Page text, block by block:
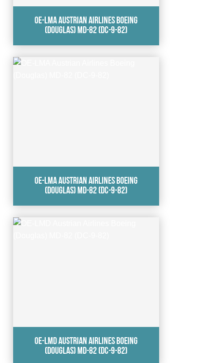
OE-LMA Austrian Airlines Boeing
(Douglas) MD-82 (DC-9-82)
OE-LMA Austrian Airlines Boeing
(Douglas) MD-82 (DC-9-82)
OE-LMD Austrian Airlines Boeing
(Douglas) MD-82 (DC-9-82)